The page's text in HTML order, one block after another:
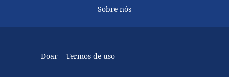
Sobre nós
Doar Termos de uso